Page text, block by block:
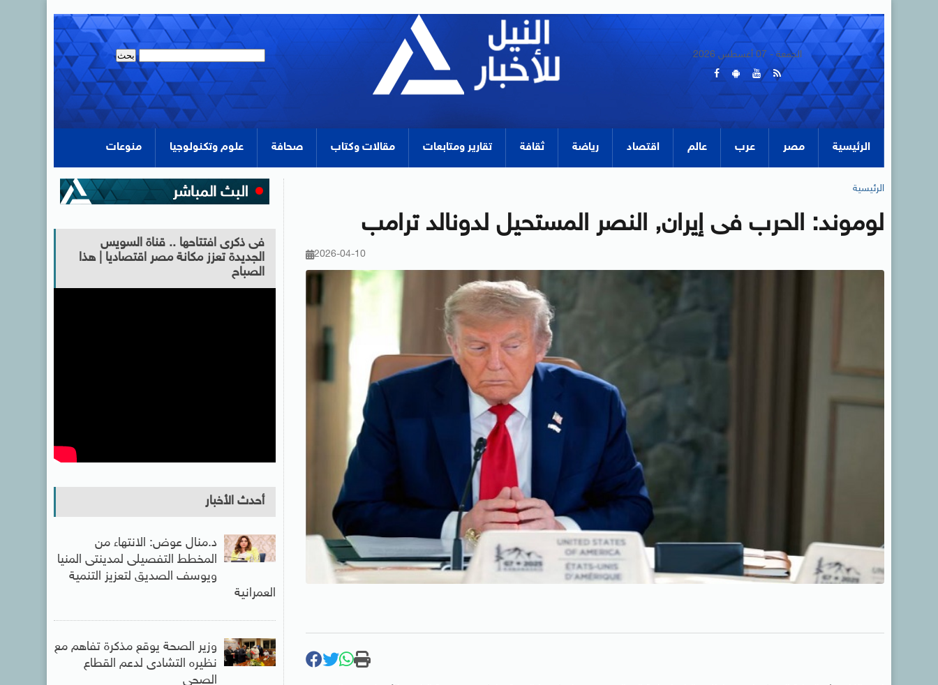
الجمعة - 07 أغسطس 2026
الرئيسية مصر عرب عالم اقتصاد رياضة ثقافة تقارير ومتابعات مقالات وكتاب صحافة علوم وتكنولوجيا منوعات
الرئيسية
لوموند: الحرب فى إيران, النصر المستحيل لدونالد ترامب
2026-04-10
فى ذكرى افتتاحها .. قناة السويس
الجديدة تعزز مكانة مصر اقتصاديا | هذا
الصباح
أحدث الأخبار
د.منال عوض: الانتهاء من
المخطط التفصيلى لمدينتى المنيا
ويوسف الصديق لتعزيز التنمية
العمرانية
وزير الصحة يوقع مذكرة تفاهم مع
نظيره التشادى لدعم القطاع
الصحى